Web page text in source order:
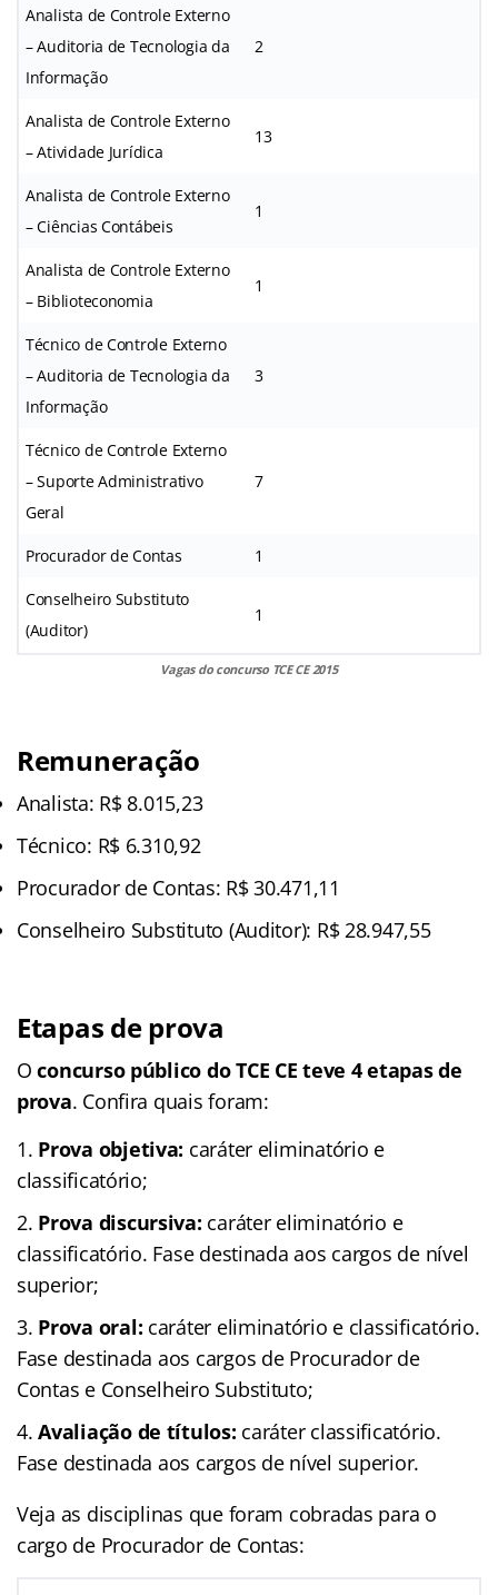
Analista de Controle Externo
– Auditoria de Tecnologia da
Informação
2
Analista de Controle Externo
– Atividade Jurídica
13
Analista de Controle Externo
– Ciências Contábeis
1
Analista de Controle Externo
– Biblioteconomia
1
Técnico de Controle Externo
– Auditoria de Tecnologia da
Informação
3
Técnico de Controle Externo
– Suporte Administrativo
Geral
7
Procurador de Contas 1
Conselheiro Substituto
(Auditor)
1
Vagas do concurso TCE CE 2015
Remuneração
Analista: R$ 8.015,23
Técnico: R$ 6.310,92
Procurador de Contas: R$ 30.471,11
Conselheiro Substituto (Auditor): R$ 28.947,55
Etapas de prova
Oconcurso público do TCE CE teve 4 etapas de
prova. Confira quais foram:
Prova objetiva: caráter eliminatório e
classificatório;
Prova discursiva: caráter eliminatório e
classificatório. Fase destinada aos cargos de nível
superior;
Prova oral: caráter eliminatório e classificatório.
Fase destinada aos cargos de Procurador de
Contas e Conselheiro Substituto;
Avaliação de títulos: caráter classificatório.
Fase destinada aos cargos de nível superior.
Veja as disciplinas que foram cobradas para o
cargo de Procurador de Contas: